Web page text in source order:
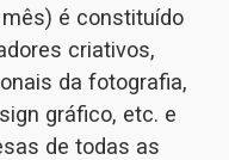
é constituído
criativos,
da fotografia,
gráfico, etc. e
de todas as